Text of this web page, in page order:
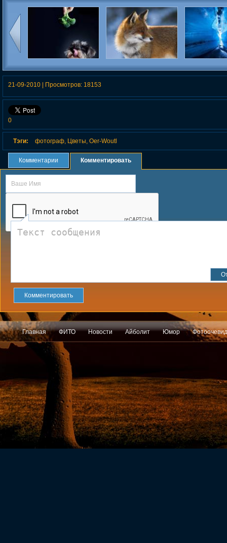
Фотограф martin usborne
В кадре голландская
рыжая лисица
Пейзажи
21-09-2010 Просмотров: 18153
0
Тэги: фотограф, Цветы, Oer-Woutl
Комментарии Комментировать
Комментировать
Главная ФИТО Новости Айболит Юмор